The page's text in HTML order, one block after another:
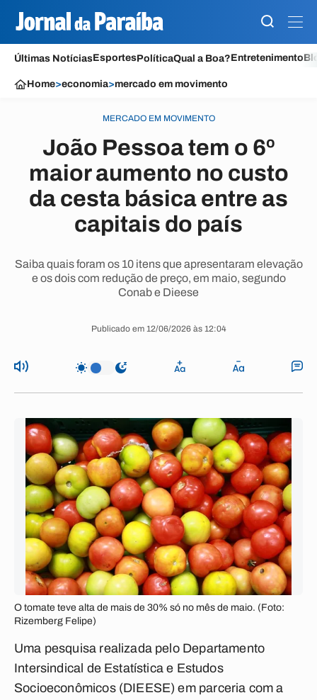
Últimas NotíciasEsportesPolíticaQual a Boa?Entretenimento
Home>economia>mercado em movimento
MERCADO EM MOVIMENTO
João Pessoa tem o 6º
maior aumento no custo
da cesta básica entre as
capitais do país
Saiba quais foram os 10 itens que apresentaram elevação
e os dois com redução de preço, em maio, segundo
Conab e Dieese
Publicado em 12/06/2026 às 12:04
O tomate teve alta de mais de 30% só no mês de maio. (Foto:
Rizemberg Felipe)
Uma pesquisa realizada pelo Departamento
Intersindical de Estatística e Estudos
Socioeconômicos (DIEESE) em parceria com a